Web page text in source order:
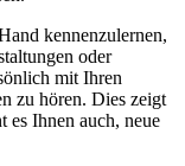
kennenzulernen,
oder
mit Ihren
zu hören. Dies zeigt
es Ihnen auch, neue